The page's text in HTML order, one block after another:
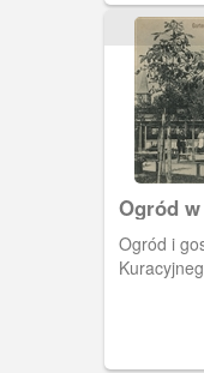
Ogród
Ogród i